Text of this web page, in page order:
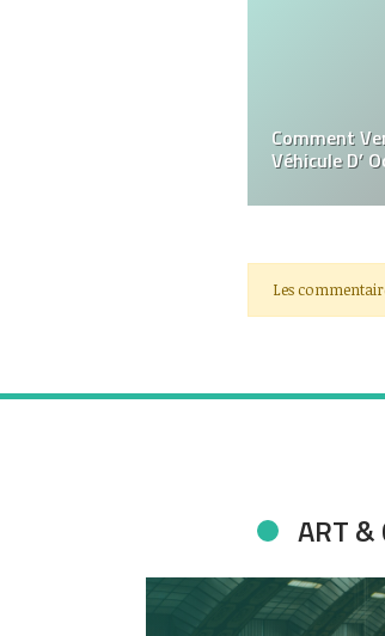
Assurez la
votre site
Les
ART &